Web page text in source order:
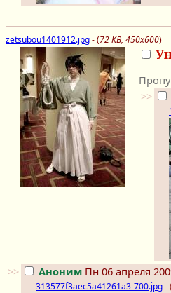
zetsubou1401912.jpg- (72 KB, 450x600)
>>
>> Аноним Пн 06 апреля
313577f3aec5a41261a3-700.jpg- (